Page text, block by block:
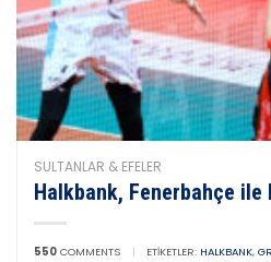
SULTANLAR & EFELER
Halkbank, Fenerbahçe
550 COMMENTS | ETIKETLER: HALKBANK,